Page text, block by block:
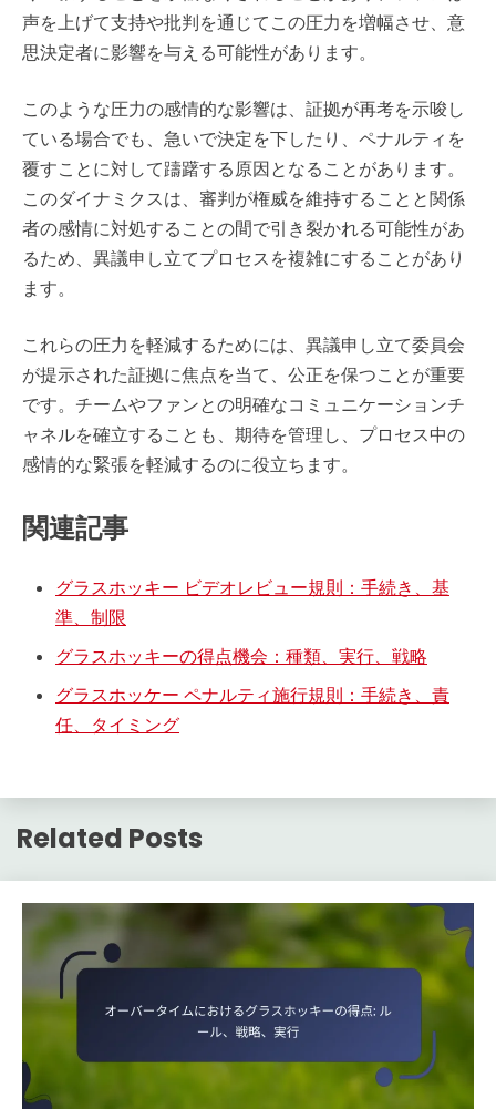
声を上げて支持や批判を通じてこの圧力を増幅させ、意
思決定者に影響を与える可能性があります。
このような圧力の感情的な影響は、証拠が再考を示唆し
ている場合でも、急いで決定を下したり、ペナルティを
覆すことに対して躊躇する原因となることがあります。
このダイナミクスは、審判が権威を維持することと関係
者の感情に対処することの間で引き裂かれる可能性があ
るため、異議申し立てプロセスを複雑にすることがあり
ます。
これらの圧力を軽減するためには、異議申し立て委員会
が提示された証拠に焦点を当て、公正を保つことが重要
です。チームやファンとの明確なコミュニケーションチ
ャネルを確立することも、期待を管理し、プロセス中の
感情的な緊張を軽減するのに役立ちます。
関連記事
グラスホッキー ビデオレビュー規則：手続き、基
準、制限
グラスホッキーの得点機会：種類、実行、戦略
グラスホッケー ペナルティ施行規則：手続き、責
任、タイミング
Related Posts